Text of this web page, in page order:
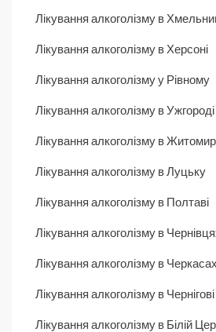
Лікування алкоголізму в
Лікування алкоголізму в Херсоні
Лікування алкоголізму у Рівному
Лікування алкоголізму в Ужгороді
Лікування алкоголізму в
Лікування алкоголізму в Луцьку
Лікування алкоголізму в Полтаві
Лікування алкоголізму в
Лікування алкоголізму в Черкасах
Лікування алкоголізму в Чернігові
Лікування алкоголізму в Білій